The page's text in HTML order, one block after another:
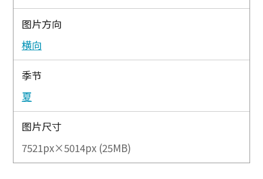
图片方向
横向
季节
夏
图片尺寸
7521px×5014px (25MB)